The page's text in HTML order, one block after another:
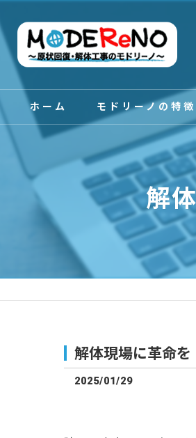
ホーム モドリーノの特徴
スタッフ紹介
解
解体現場に革命
2025/01/29